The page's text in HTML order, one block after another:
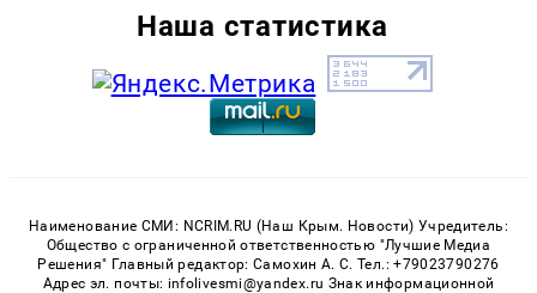
Наша статистика
Наименование СМИ: NCRIM.RU (Наш Крым. Новости) Учредитель:
Общество с ограниченной ответственностью "Лучшие Медиа
Решения" Главный редактор: Самохин А. С. Тел.: +79023790276
Адрес эл. почты: infolivesmi@yandex.ru Знак информационной